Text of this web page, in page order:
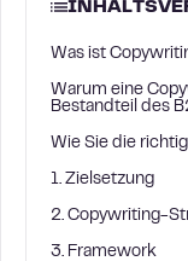
Was ist
Warum eine
Bestandteil des
Wie Sie die
1. Zielsetzung
2. Copywriting-
3. Framework